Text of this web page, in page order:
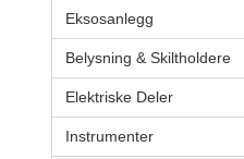
Eksosanlegg
Belysning & Skiltholdere
Elektriske Deler
Instrumenter